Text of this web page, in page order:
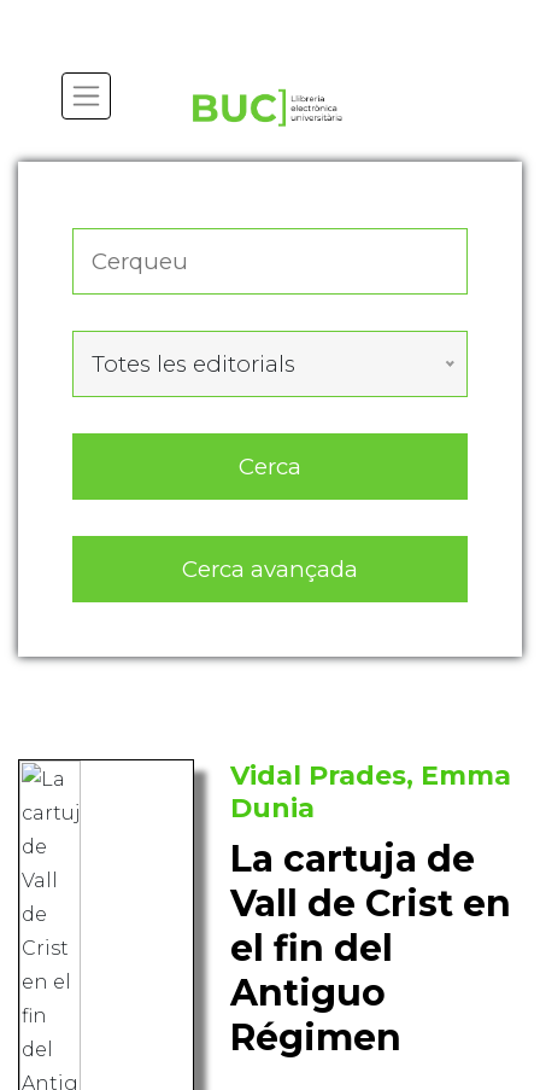
Totes les editorials
Cerca
Cerca avançada
Vidal Prades, Emma
Dunia
La cartuja de
Vall de Crist en
el fin del
Antiguo
Régimen